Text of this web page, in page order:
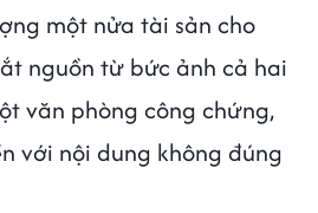
một nửa tài sản cho
nguồn từ bức ảnh cả hai
văn phòng công chứng,
với nội dung không đúng